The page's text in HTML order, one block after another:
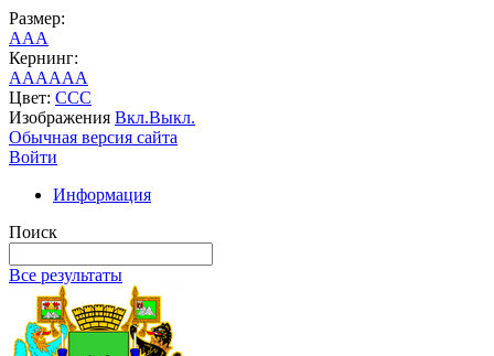
Размер:
AAA
Кернинг:
AAAAAA
Цвет: CCC
Изображения Вкл.Выкл.
Обычная версия сайта
Войти
Информация
Поиск
Все результаты